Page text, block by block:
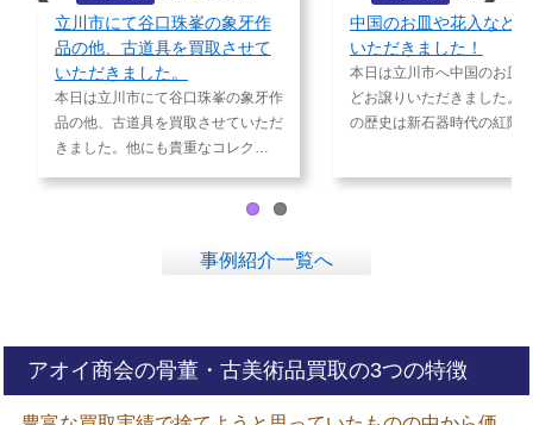
立川市にて谷口珠峯の象牙作
品の他、古道具を買取させて
いただきました。
本日は立川市にて谷口珠峯の象牙作
品の他、古道具を買取させていただ
きました。他にも貴重なコレク…
中国のお皿や花入などお譲り
いただきました！
本日は立川市へ中国のお皿や花
どお譲りいただきました。中国
の歴史は新石器時代の紅陶や彩…
Prev
Next
事例紹介一覧へ
アオイ商会の骨董・古美術品買取の3つの特徴